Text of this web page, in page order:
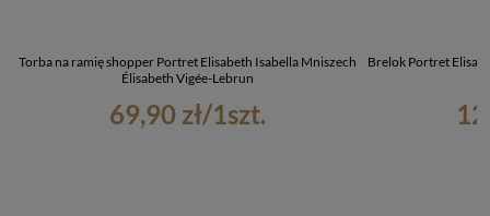
Torba na ramię shopper Portret Elisabeth Isabella Mniszech
Élisabeth Vigée-Lebrun
69,90 zł/1szt.
Brelok Portret